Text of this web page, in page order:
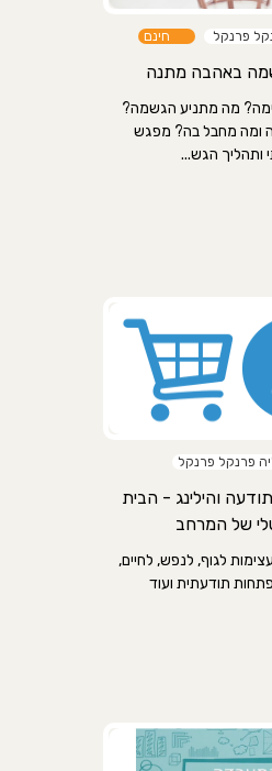
פרנקל חינם
באהבה מתנה
מה מתניע הגשמה?
ומה מחבל בה? מפגש
ותהליך הגש...
פרנקל פרנקל
והילינג - הבית
של המרחב
לגוף, לנפש, לחיים,
תודעתית ועוד